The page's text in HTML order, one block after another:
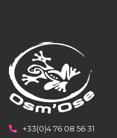
+33(0)4 76 08 56 31